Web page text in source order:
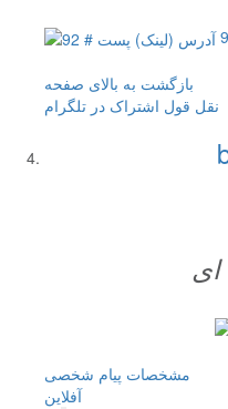
بازگشت به بالای صفحه
نقل قول اشتراک در تلگرام
ای
مشخصات پیام شخصی
آفلاين